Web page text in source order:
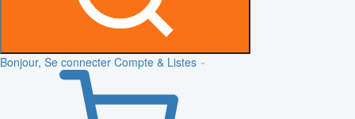
Bonjour, Se connecter Compte & Listes